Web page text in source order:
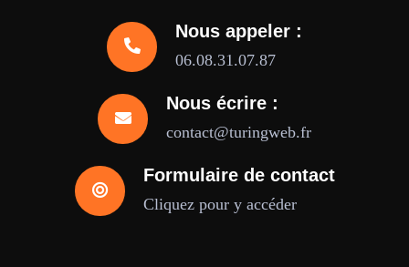
Nous appeler :
06.08.31.07.87
Nous écrire :
contact@turingweb.fr
Formulaire de contact
Cliquez pour y accéder